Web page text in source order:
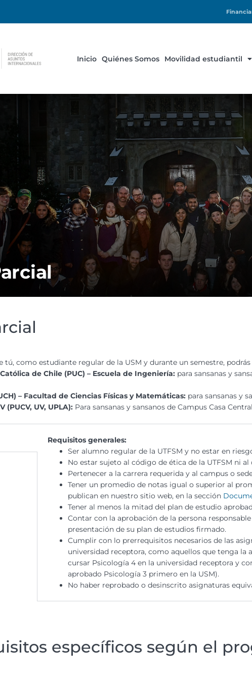
Inicio Quiénes Somos Movilidad estudiantil
como estudiante regular de la USM y durante un semestre,
de Chile (PUC) – Escuela de Ingeniería: para sansanas y
– Facultad de Ciencias Físicas y Matemáticas: para sansanas y
(PUCV, UV, UPLA): Para sansanas y sansanos de Campus Casa
Requisitos generales:
Ser alumno regular de la UTFSM y no estar en
No estar sujeto al código de ética de la UTFSM ni
Pertenecer a la carrera requerida y al campus o
Tener un promedio de notas igual o superior al
publican en nuestro sitio web, en la sección
Tener al menos la mitad del plan de estudio
Contar con la aprobación de la persona
presentación de su plan de estudios firmado.
Cumplir con lo prerrequisitos necesarios de las
universidad receptora, como aquellos que tenga la
cursar Psicología 4 en la universidad receptora y
aprobado Psicología 3 primero en la USM).
No haber reprobado o desinscrito asignaturas
específicos según el